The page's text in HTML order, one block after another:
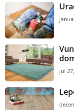
jul